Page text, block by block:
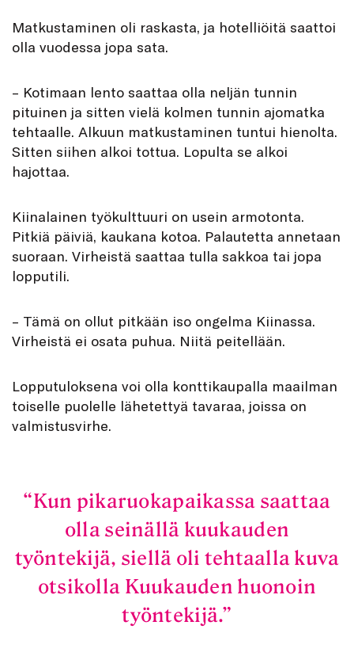
Matkustaminen oli raskasta, ja hotelliöitä saattoi
olla vuodessa jopa sata.
– Kotimaan lento saattaa olla neljän tunnin
pituinen ja sitten vielä kolmen tunnin ajomatka
tehtaalle. Alkuun matkustaminen tuntui hienolta.
Sitten siihen alkoi tottua. Lopulta se alkoi
hajottaa.
Kiinalainen työkulttuuri on usein armotonta.
Pitkiä päiviä, kaukana kotoa. Palautetta annetaan
suoraan. Virheistä saattaa tulla sakkoa tai jopa
lopputili.
– Tämä on ollut pitkään iso ongelma Kiinassa.
Virheistä ei osata puhua. Niitä peitellään.
Lopputuloksena voi olla konttikaupalla maailman
toiselle puolelle lähetettyä tavaraa, joissa on
valmistusvirhe.
Kun pikaruokapaikassa saattaa
olla seinällä kuukauden
työntekijä, siellä oli tehtaalla kuva
otsikolla Kuukauden huonoin
työntekijä.